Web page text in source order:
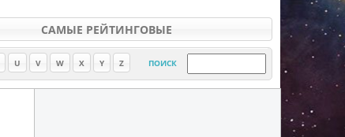
САМЫЕ РЕЙТИНГОВЫЕ
U V W X Y Z ПОИСК